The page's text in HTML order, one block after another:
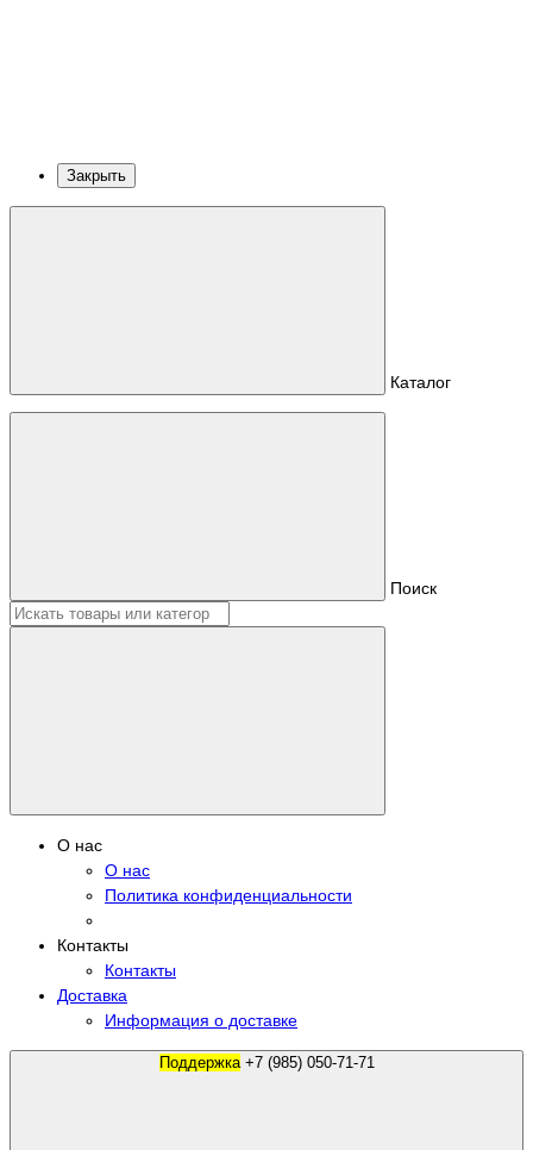
Закрыть
Каталог
Поиск
О нас
О нас
Политика конфиденциальности
Контакты
Контакты
Доставка
Информация о доставке
Поддержка